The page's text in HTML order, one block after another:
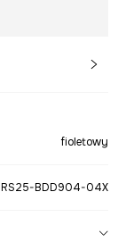
fioletowy
RS25-BDD904-04X